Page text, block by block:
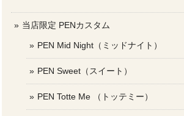
当店限定 PENカスタム
PEN Mid Night（ミッドナイト）
PEN Sweet（スイート）
PEN Totte Me （トッテミー）